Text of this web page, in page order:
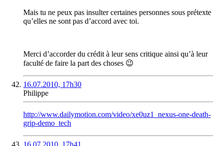
Mais tu ne peux pas insulter certaines personnes sous prétexte
qu’elles ne sont pas d’accord avec toi.
Merci d’accorder du crédit à leur sens critique ainsi qu’à leur
faculté de faire la part des choses 😉
16.07.2010, 17h30
Philippe
http://www.dailymotion.com/video/xe0uz1_nexus-one-death-
grip-demo_tech